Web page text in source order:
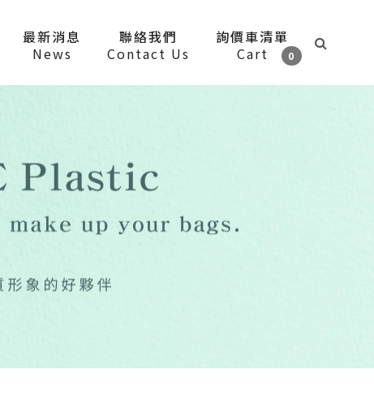
最新消息
News
聯絡我們
Contact Us
詢價車清單
Cart 0